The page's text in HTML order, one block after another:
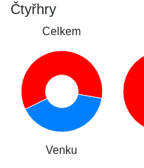
Čtyřhry
Celkem
Venku